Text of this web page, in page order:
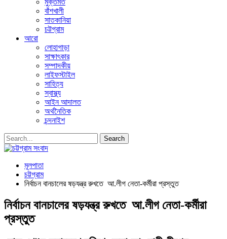
মুক্তমত
বাঁশখালী
সাতকানিয়া
চট্টগ্রাম
আরো
লোহাগাড়া
সাক্ষাৎকার
সম্পাদকীয়
লাইফস্টাইল
সাহিত্য
স্বাস্থ্য
আইন আদালত
অর্থনৈতিক
চন্দনাইশ
মূলপাতা
চট্টগ্রাম
নির্বাচন বানচালের ষড়যন্ত্র রুখতে আ.লীগ নেতা-কর্মীরা প্রস্তুত
নির্বাচন বানচালের ষড়যন্ত্র রুখতে আ.লীগ নেতা-কর্মীরা
প্রস্তুত